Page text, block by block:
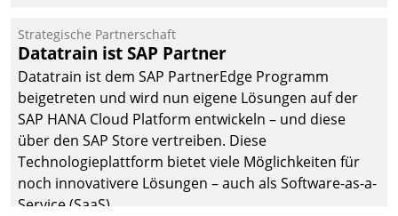
Einsparungen durch optimierte und automatisierte
Prozesse. Doch man darf nicht zu viel erwarten: Allein
mit der Einführung einer neuen Software ist es nicht
getan. Die Digitalisierung erfordert von Unternehmen
die Bereitschaft, sich zu überprüfen, zu hinterfragen
und zu verändern.
Strategische Partnerschaft
Datatrain ist SAP Partner
Datatrain ist dem SAP PartnerEdge Programm
beigetreten und wird nun eigene Lösungen auf der
SAP HANA Cloud Platform entwickeln – und diese
über den SAP Store vertreiben. Diese
Technologieplattform bietet viele Möglichkeiten für
noch innovativere Lösungen – auch als Software-as-a-
Service (SaaS).